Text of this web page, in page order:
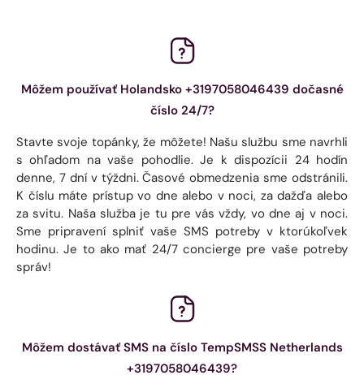
Môžem používať Holandsko +3197058046439 dočasné
číslo 24/7?
Stavte svoje topánky, že môžete! Našu službu sme navrhli
s ohľadom na vaše pohodlie. Je k dispozícii 24 hodín
denne, 7 dní v týždni. Časové obmedzenia sme odstránili.
K číslu máte prístup vo dne alebo v noci, za dažďa alebo
za svitu. Naša služba je tu pre vás vždy, vo dne aj v noci.
Sme pripravení splniť vaše SMS potreby v ktorúkoľvek
hodinu. Je to ako mať 24/7 concierge pre vaše potreby
správ!
Môžem dostávať SMS na číslo TempSMSS Netherlands
+3197058046439?